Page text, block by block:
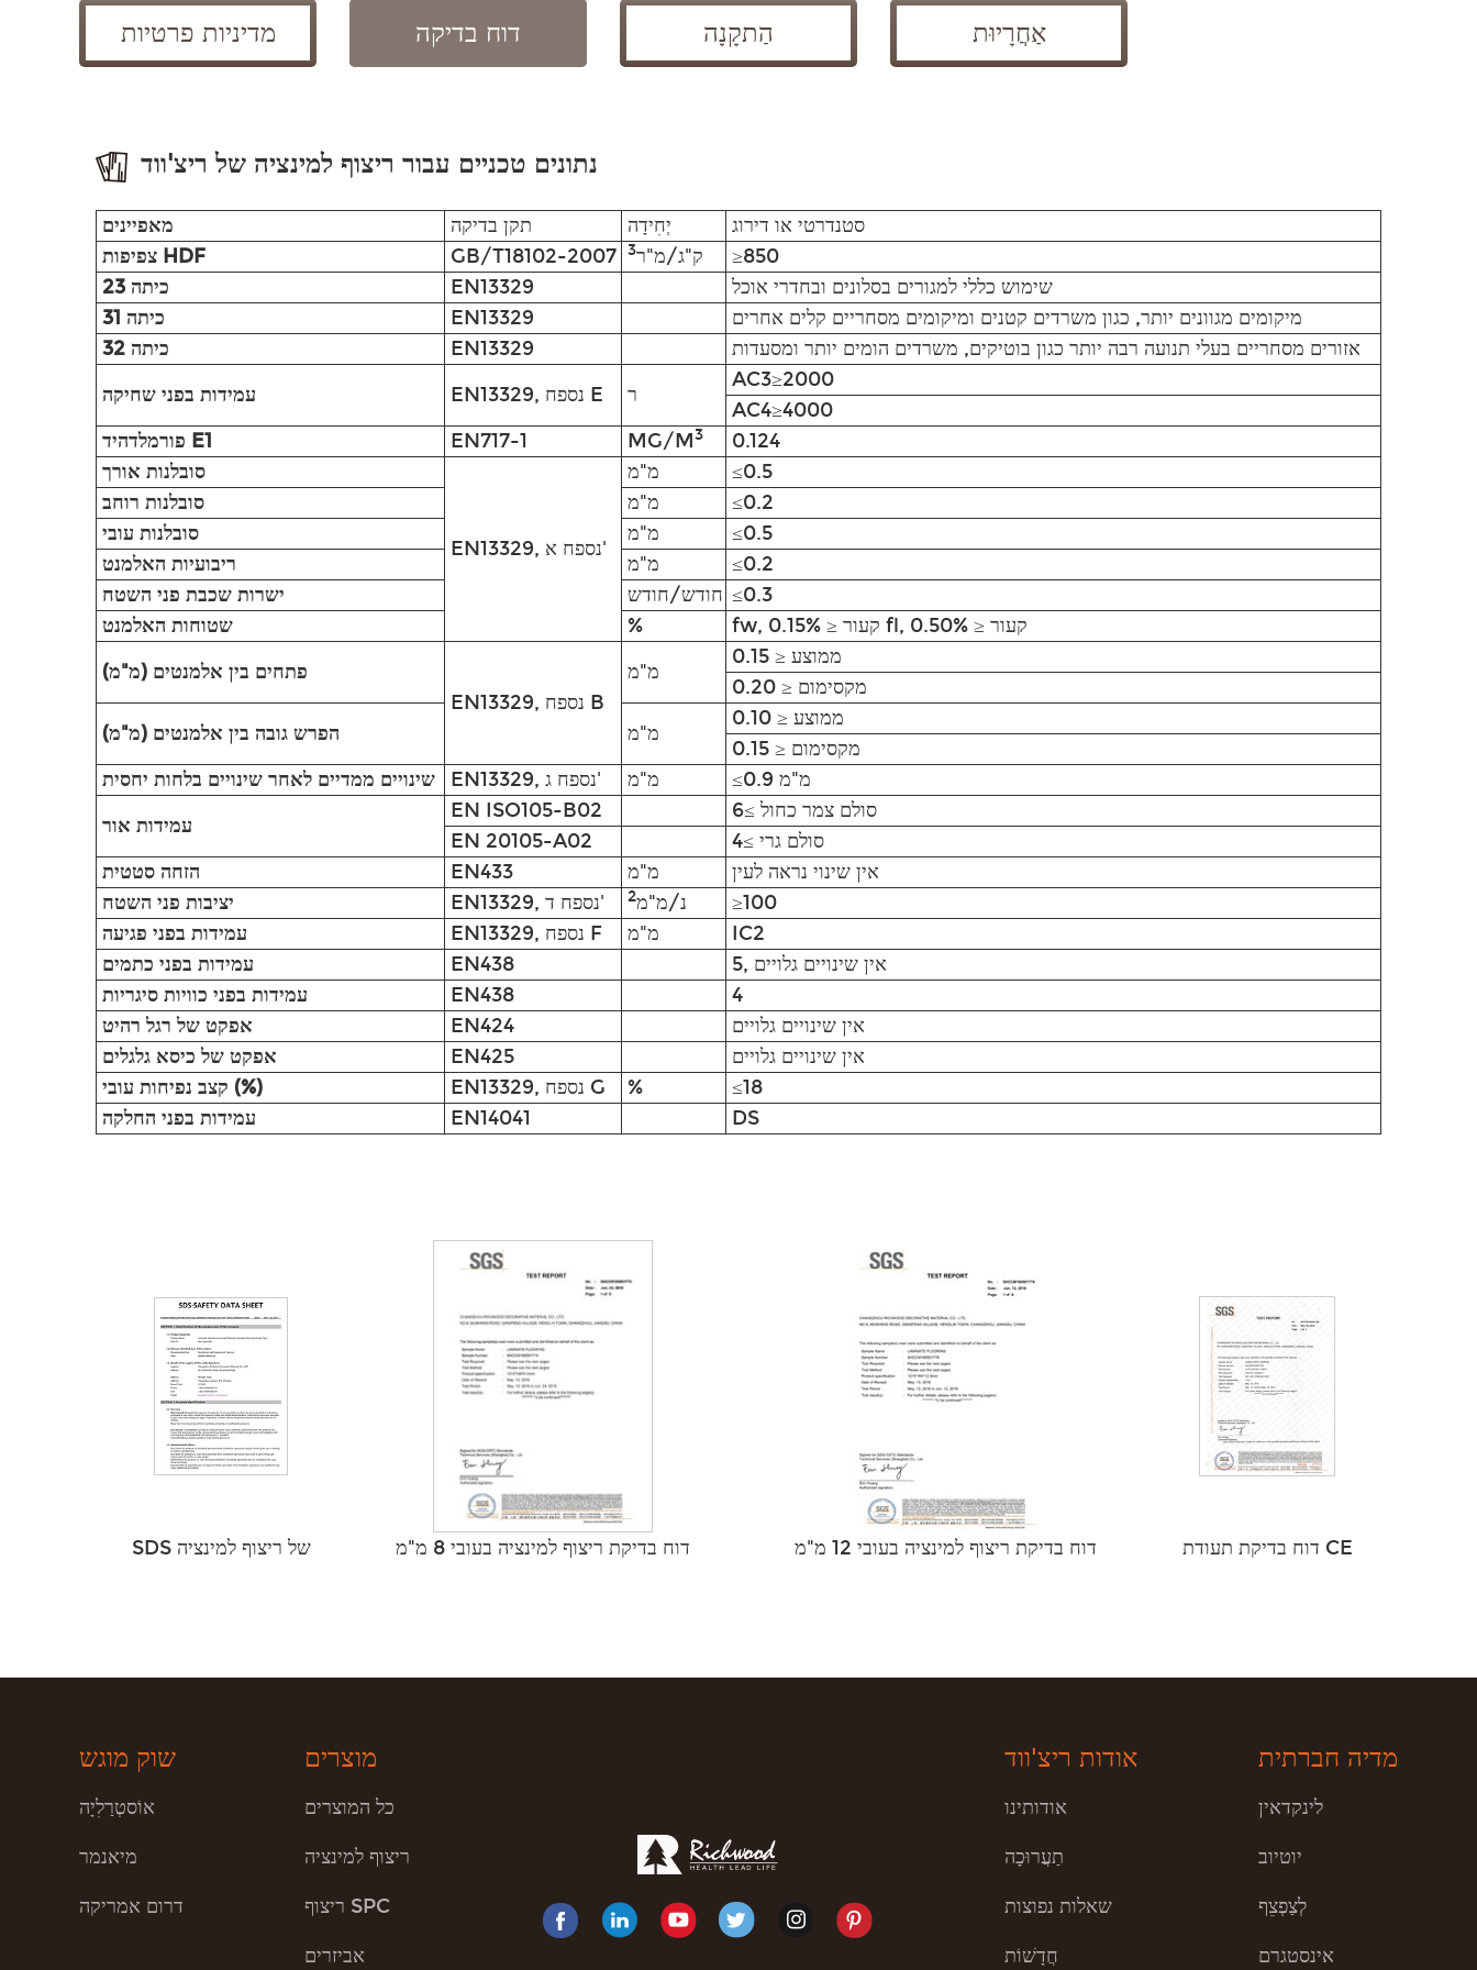
מדיניות פרטיות דוח בדיקה הַתקָנָה אַחֲרָיוּת
נתונים טכניים עבור ריצוף למינציה של ריצ'ווד
מאפיינים תקן בדיקה יְחִידָה
סטנדרטי או דירוג
צפיפות HDF
GB/T18102-2007 ק"ג/מ"ר3
≥850
כיתה 23
EN13329
שימוש כללי למגורים בסלונים ובחדרי אוכל
כיתה 31
EN13329
מיקומים מגוונים יותר, כגון משרדים קטנים ומיקומים מסחריים קלים אחרים
כיתה 32
EN13329
אזורים מסחריים בעלי תנועה רבה יותר כגון בוטיקים, משרדים הומים יותר ומסעדות
עמידות בפני שחיקה
EN13329, נספח E ר
AC3≥2000
AC4≥4000
פורמלדהיד E1
EN717-1 MG/M3
0.124
סובלנות אורך
EN13329, נספח א'
מ"מ
≤0.5
סובלנות רוחב
מ"מ
≤0.2
סובלנות עובי
מ"מ
≤0.5
ריבועיות האלמנט
מ"מ
≤0.2
ישרות שכבת פני השטח
חודש/חודש ≤0.3
שטוחות האלמנט
%
fw, קעור ≤ 0.15% fl, קעור ≤ 0.50%
פתחים בין אלמנטים (מ"מ)
EN13329, נספח B
מ"מ
ממוצע ≤ 0.15
מקסימום ≤ 0.20
הפרש גובה בין אלמנטים (מ"מ)
מ"מ
ממוצע ≤ 0.10
מקסימום ≤ 0.15
שינויים ממדיים לאחר שינויים בלחות יחסית
EN13329, נספח ג' מ"מ
≤0.9 מ"מ
עמידות אור
EN ISO105-B02
סולם צמר כחול ≥6
EN 20105-A02
סולם גרי ≥4
הזחה סטטית
EN433 מ"מ
אין שינוי נראה לעין
יציבות פני השטח
EN13329, נספח ד' נ/מ"מ2
≥100
עמידות בפני פגיעה
EN13329, נספח F מ"מ
IC2
עמידות בפני כתמים
EN438
5, אין שינויים גלויים
עמידות בפני כוויות סיגריות
EN438
4
אפקט של רגל רהיט
EN424
אין שינויים גלויים
אפקט של כיסא גלגלים
EN425
אין שינויים גלויים
קצב נפיחות עובי (%)
EN13329, נספח G %
≤18
עמידות בפני החלקה
EN14041 DS
SDS של ריצוף למינציה דוח בדיקת ריצוף למינציה בעובי 8 מ"מ דוח בדיקת ריצוף למינציה בעובי 12 מ"מ דוח בדיקת תעודת CE
שוק מוגש
אוֹסטְרַלִיָה
מיאנמר
דרום אמריקה
מוצרים
כל המוצרים
ריצוף למינציה
ריצוף SPC
אביזרים
אודות ריצ'ווד
אודותינו
תַעֲרוּכָה
שאלות נפוצות
חֲדָשׁוֹת
מדיה חברתית
לינקדאין
יוטיוב
לְצַפְצֵף
אינסטגרם